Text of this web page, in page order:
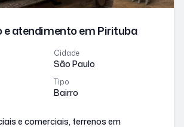
e atendimentoem Pirituba
Cidade
São Paulo
Tipo
Bairro
e comerciais, terrenos em